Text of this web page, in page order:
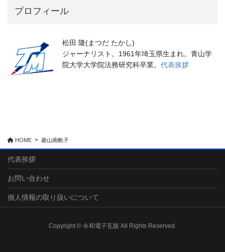
プロフィール
松田 隆(まつだ たかし)
ジャーナリスト。1961年埼玉県生まれ。青山学
院大学大学院法務研究科卒業。 代表挨拶
HOME 菱山南帆子
代表挨拶
お問い合わせ
個人情報の取り扱いについて
Copyright © 令和電子瓦版 All Rights Reserved.